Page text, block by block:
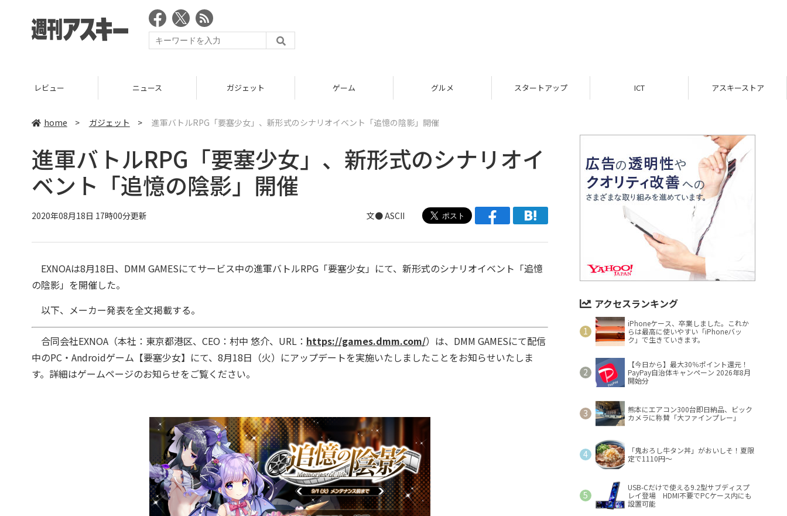
ニュース ガジェット ゲーム グルメ スタートアップ ICT アスキーストア インフォメーション
home > ガジェット > 進軍バトルRPG「要塞少女」、新形式のシナリオイベント「追憶の陰影」開催
進軍バトルRPG「要塞少女」、新形式のシナリオイ
ベント「追憶の陰影」開催
2020年08月18日 17時00分更新 文● ASCII
EXNOAは8月18日、DMM GAMESにてサービス中の進軍バトルRPG「要塞少女」にて、新形式のシナリオイベント「追憶
の陰影」を開催した。
以下、メーカー発表を全文掲載する。
合同会社EXNOA（本社：東京都港区、CEO：村中 悠介、URL： https://games.dmm.com/）は、DMM GAMESにて配信
中のPC・Androidゲーム【要塞少女】にて、8月18日（火）にアップデートを実施いたしましたことをお知らせいたしま
す。詳細はゲームページのお知らせをご覧ください。
アクセスランキング
iPhoneケース、卒業しました。これか
らは最高に使いやすい「iPhoneバッ
ク」で生きていきます。
【今日から】最大30％ポイント還元！
PayPay自治体キャンペーン 2026年8月
開始分
熊本にエアコン300台即日納品、ビック
カメラに称賛「大ファインプレー」
「鬼おろし牛タン丼」がおいしそ！夏限
定で1110円～
USB-Cだけで使える9.2型サブディスプ
レイ登場 HDMI不要でPCケース内にも
設置可能